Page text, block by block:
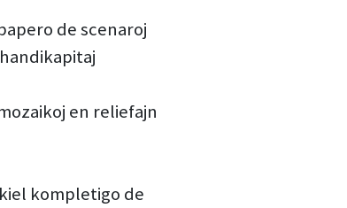
de scenaroj
en reliefajn
kompletigo de